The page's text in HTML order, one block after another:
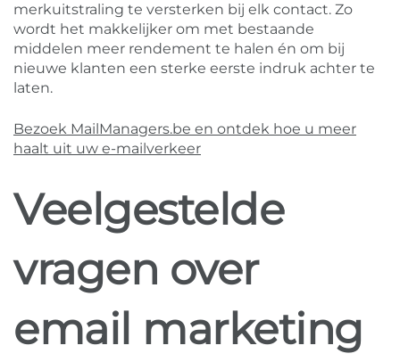
merkuitstraling te versterken bij elk contact. Zo
wordt het makkelijker om met bestaande
middelen meer rendement te halen én om bij
nieuwe klanten een sterke eerste indruk achter te
laten.
Bezoek MailManagers.be en ontdek hoe u meer
haalt uit uw e-mailverkeer
Veelgestelde
vragen over
email marketing